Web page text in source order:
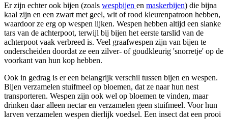
Er zijn echter ook bijen (zoals wespbijen en maskerbijen) die bijna
kaal zijn en een zwart met geel, wit of rood kleurenpatroon hebben,
waardoor ze erg op wespen lijken. Wespen hebben altijd een slanke
tars van de achterpoot, terwijl bij bijen het eerste tarslid van de
achterpoot vaak verbreed is. Veel graafwespen zijn van bijen te
onderscheiden doordat ze een zilver- of goudkleurig 'snorretje' op de
voorkant van hun kop hebben.
Ook in gedrag is er een belangrijk verschil tussen bijen en wespen.
Bijen verzamelen stuifmeel op bloemen, dat ze naar hun nest
transporteren. Wespen zijn ook wel op bloemen te vinden, maar
drinken daar alleen nectar en verzamelen geen stuifmeel. Voor hun
larven verzamelen wespen dierlijk voedsel. Een insect dat een prooi